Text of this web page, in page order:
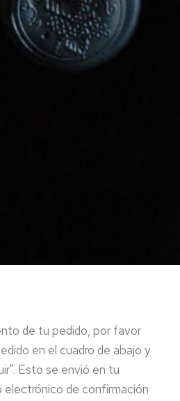
de tu pedido, por favor
en el cuadro de abajo y
Esto se envió en tu
electrónico de confirmación